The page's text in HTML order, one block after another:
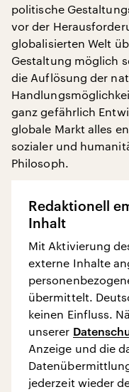
politische
vor der
globalisierten Welt
Gestaltung möglich
die Auflösung der
ganz gefährlich
globale Markt alles
sozialer und
Philosoph.
Redaktionell
Inhalt
Mit Aktivierung
externe Inhalte
übermittelt.
keinen Einfluss.
unserer
Anzeige und die
jederzeit wieder